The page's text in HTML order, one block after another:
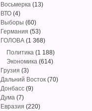
Восьмерка (13)
ВТО (4)
Выборы (60)
Германия (53)
ГОЛОВА (1 368)
Политика (1 188)
Экономика (614)
Грузия (3)
Дальний Восток (70)
Донбасс (9)
Дума (7)
Евразия (220)